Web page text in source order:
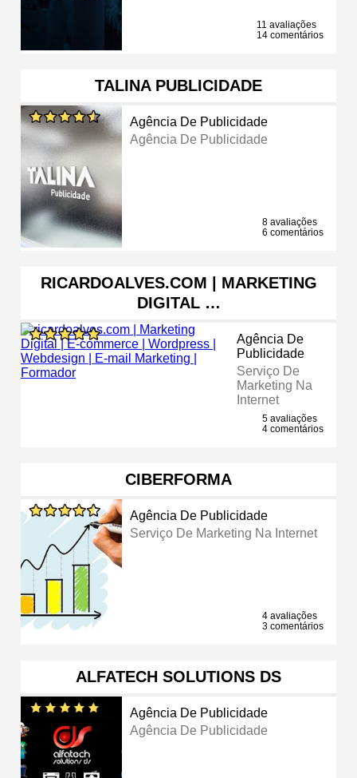
11 avaliações
14 comentários
TALINA PUBLICIDADE
Agência De Publicidade
Agência De Publicidade
8 avaliações
6 comentários
RICARDOALVES.COM | MARKETING
DIGITAL …
Agência De
Publicidade
Serviço De
Marketing Na
Internet
5 avaliações
4 comentários
CIBERFORMA
Agência De Publicidade
Serviço De Marketing Na Internet
4 avaliações
3 comentários
ALFATECH SOLUTIONS DS
Agência De Publicidade
Agência De Publicidade